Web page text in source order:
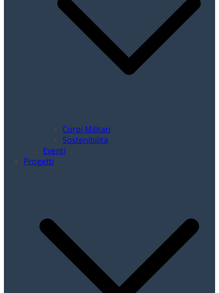
Corpi Militari
Sostenibilità
Eventi
Progetti